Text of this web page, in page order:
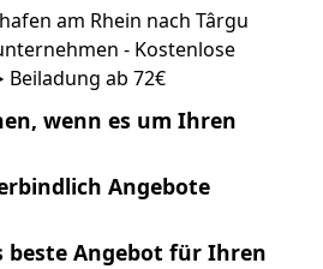
am Rhein nach Târgu
- Kostenlose
ab 72€
wenn es um Ihren
Angebote
beste Angebot für Ihren